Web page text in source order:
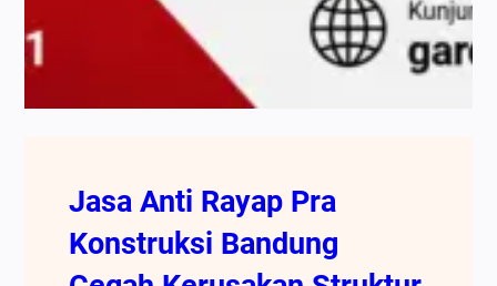
Jasa Anti Rayap Pra
Konstruksi Bandung